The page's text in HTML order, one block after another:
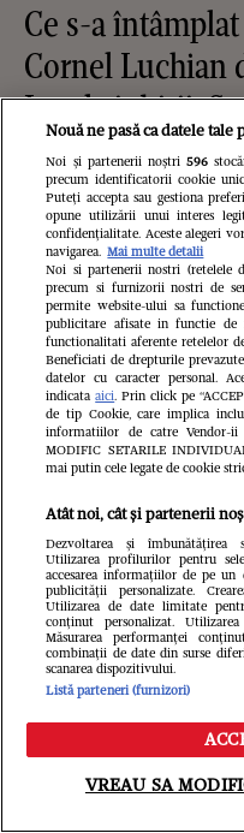
Ce s-a
Cornel Luchian
Insula iubirii. S-
devenit părinții
însărcinată cu
Ioana
relația cu
negat că i-a
soțul ei despre
recente: „Nici
Meniu Caută
Nouă ne pasă ca datele
Noi și partenerii noștri 596
precum identificatorii cookie
Puteți accepta sau gestiona
opune utilizării unui interes
confidențialitate. Aceste alegeri
navigarea. Mai multe detalii
Noi si partenerii nostri (retelele
precum si furnizorii nostri de
permite website-ului sa
publicitare afisate in functie
functionalitati aferente retelelor
Beneficiati de drepturile
datelor cu caracter personal.
indicataaici. Prin click pe
de tip Cookie, care implica
informatiilor de catre Vendor-
MODIFIC SETARILE
mai putin cele legate de cookie
Atât noi, cât și partenerii
Dezvoltarea și îmbunătățirea
Utilizarea profilurilor pentru
accesarea informațiilor de pe
publicității personalizate.
Utilizarea de date limitate
conținut personalizat.
Măsurarea performanței
combinații de date din surse
scanarea dispozitivului.
Listă parteneri (furnizori)
VREAU SA